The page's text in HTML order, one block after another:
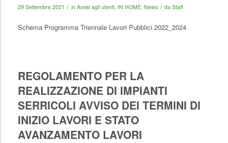
29 Settembre 2021 / in Avvisi agli utenti, IN HOME, News / da Staff
Schema Programma Triennale Lavori Pubblici 2022_2024
REGOLAMENTO PER LA
REALIZZAZIONE DI IMPIANTI
SERRICOLI AVVISO DEI TERMINI DI
INIZIO LAVORI E STATO
AVANZAMENTO LAVORI